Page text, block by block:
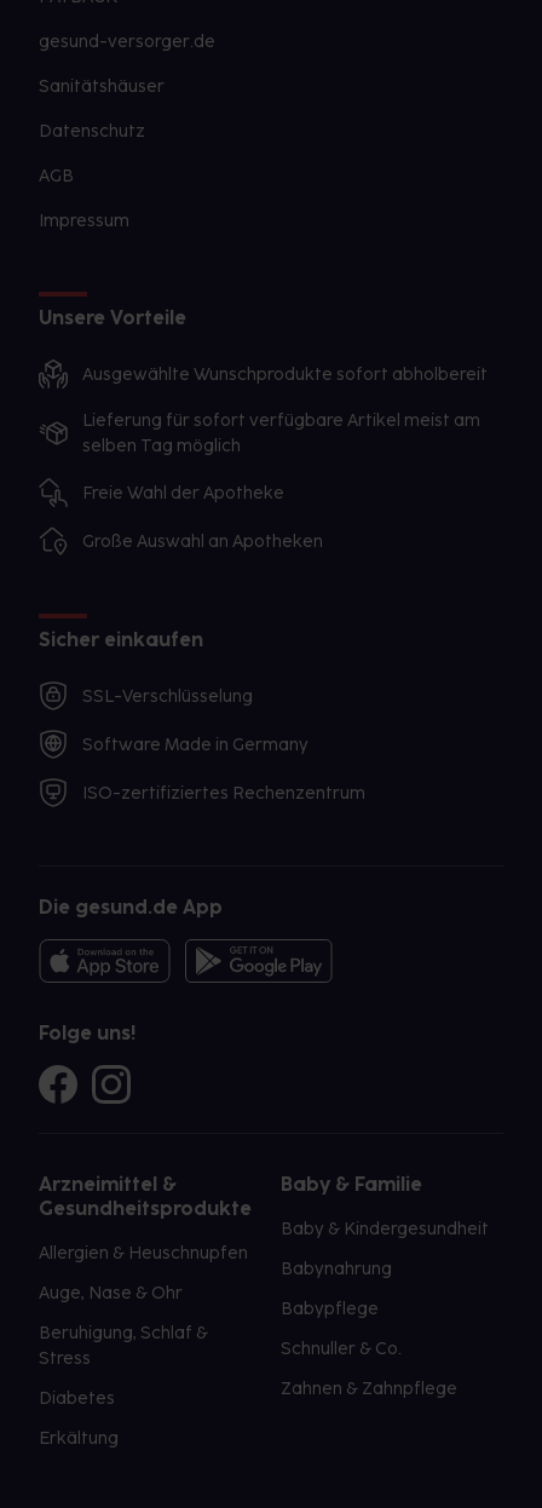
gesund-versorger.de
Sanitätshäuser
Datenschutz
AGB
Impressum
Unsere Vorteile
Ausgewählte Wunschprodukte sofort abholbereit
Lieferung für sofort verfügbare Artikel meist am
selben Tag möglich
Freie Wahl der Apotheke
Große Auswahl an Apotheken
Sicher einkaufen
SSL-Verschlüsselung
Software Made in Germany
ISO-zertifiziertes Rechenzentrum
Die gesund.de App
Folge uns!
Arzneimittel &
Gesundheitsprodukte
Allergien & Heuschnupfen
Auge, Nase & Ohr
Beruhigung, Schlaf &
Stress
Diabetes
Erkältung
Baby & Familie
Baby & Kindergesundheit
Babynahrung
Babypflege
Schnuller & Co.
Zahnen & Zahnpflege